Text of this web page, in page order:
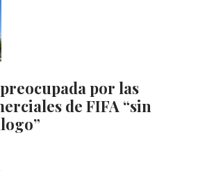
por las
de FIFA “sin